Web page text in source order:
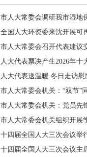
市人大常委会调研我市湿地
全国人大环资委来沈开展可
市人大常委会召开代表建议
人大代表票决产生2026年十
人大代表送温暖 冬日走访慰
市人大常委会机关：“双节”
市人大常委会机关：党员先
市人大常委会机关组织开展
十四届全国人大三次会议举
十四届全国人大三次会议主